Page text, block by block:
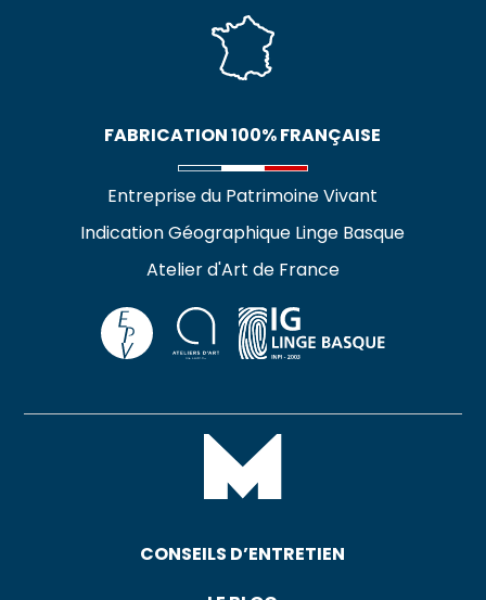
FABRICATION 100% FRANÇAISE
Entreprise du Patrimoine Vivant
Indication Géographique Linge Basque
Atelier d'Art de France
CONSEILS D’ENTRETIEN